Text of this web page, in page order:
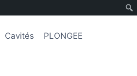
Cavités PLONGEE